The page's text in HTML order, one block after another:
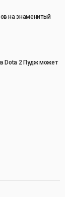
на знаменитый
Dota 2 Пудж может